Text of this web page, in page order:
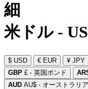
細
米ドル -
$ USD € EUR ¥ JPY
GBP £ - 英国ポンド
AUD AU$ - オーストラリ